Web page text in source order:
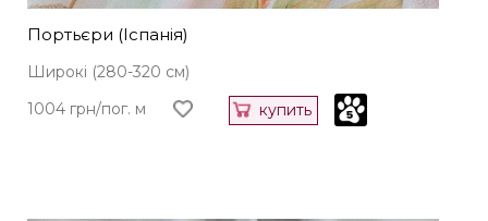
Портьєри (Іспанія)
Широкі (280-320 см)
1004 грн/пог. м
купить